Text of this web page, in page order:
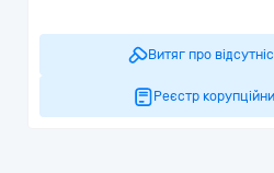
Витяг про
Реєстр